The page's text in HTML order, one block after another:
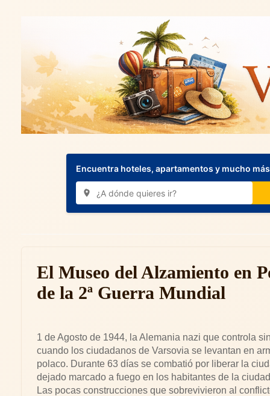
Encuentra hoteles, apartamentos y mucho
El Museo del Alzamiento en
de la 2ª Guerra Mundial
1 de Agosto de 1944, la Alemania nazi que controla
cuando los ciudadanos de Varsovia se levantan en
polaco. Durante 63 días se combatió por liberar la
dejado marcado a fuego en los habitantes de la
Las pocas construcciones que sobrevivieron al